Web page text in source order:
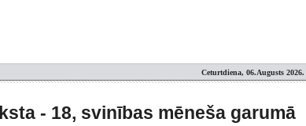
Ceturtdiena, 06.Augusts 2026.
- 18, svinības mēneša garumā